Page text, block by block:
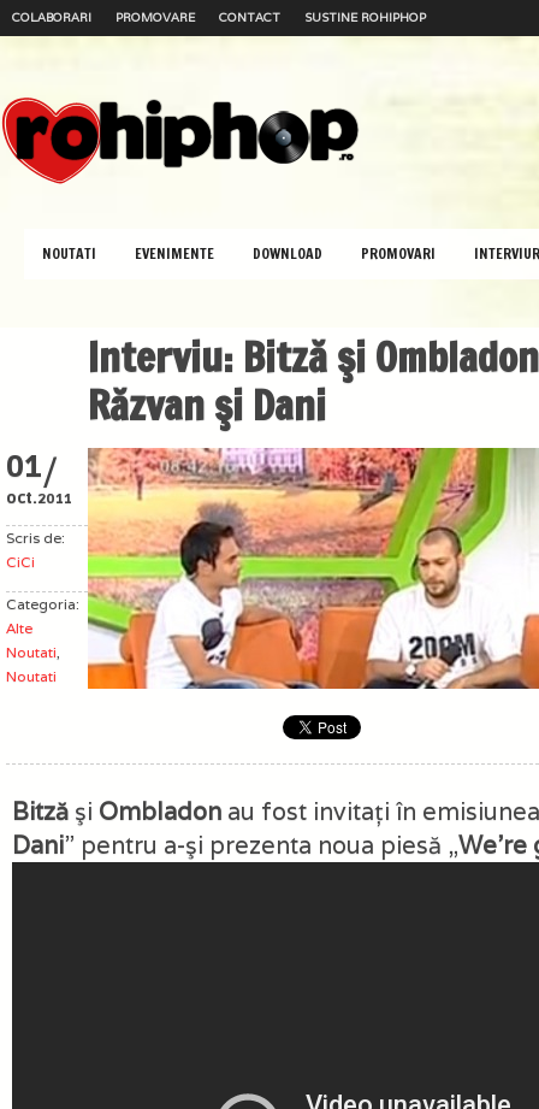
COLABORARI PROMOVARE CONTACT SUSTINE ROHIPHOP
NOUTATI EVENIMENTE DOWNLOAD PROMOVARI
Interviu: Bitză şi
Răzvan şi Dani
01/
oct.2011
Scris de:
CiCi
Categoria:
Alte
Noutati,
Noutati
Bitză şi Ombladon au fost invitaţi în
Dani” pentru a-şi prezenta noua piesă „We’re